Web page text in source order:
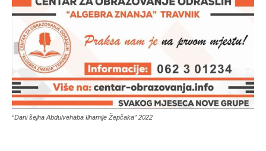
“Dani šejha Abdulvehaba Ilhamije Žepčaka” 2022